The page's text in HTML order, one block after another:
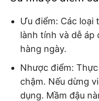
Ưu điểm: Các loại
lành tính và dễ áp
hàng ngày.
Nhược điểm:
chậm. Nếu dừng
dụng. Mầm đậu